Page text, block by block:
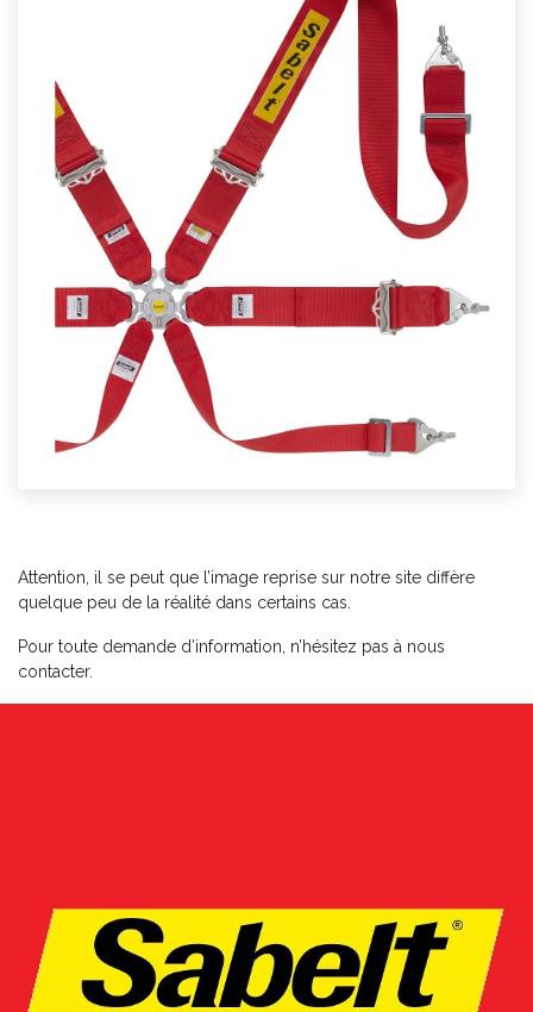
Attention, il se peut que l’image reprise sur notre site diffère
quelque peu de la réalité dans certains cas.
Pour toute demande d’information, n’hésitez pas à nous
contacter.